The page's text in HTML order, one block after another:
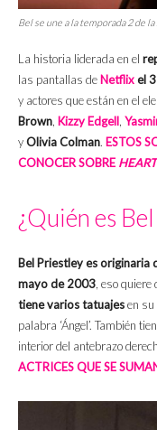
Bel se une a la temporada 2 de
La historia liderada en el
las pantallas de Netflixel
y actores que están en el
Brown Kizzy Edgell
yOlivia Colman. ESTOS
CONOCER SOBRE
¿Quién es
Bel Priestley es originaria
mayo de 2003 , eso
tiene varios tatuajesen su
palabra ‘Ángel’. También
interior del antebrazo
ACTRICES QUE SE